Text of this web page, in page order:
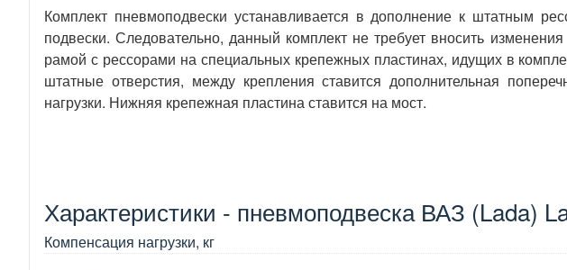
Комплект пневмоподвески устанавливается в дополнение к штатным
подвески. Следовательно, данный комплект не требует вносить
рамой с рессорами на специальных крепежных пластинах, идущих в
штатные отверстия, между крепления ставится дополнительная
нагрузки. Нижняя крепежная пластина ставится на мост.
Характеристики - пневмоподвеска ВАЗ (Lada)
Компенсация нагрузки, кг